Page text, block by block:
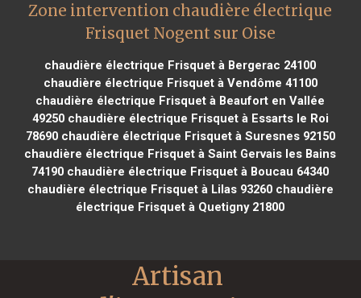
Zone intervention chaudière électrique
Frisquet Nogent sur Oise
chaudière électrique Frisquet à Bergerac 24100
chaudière électrique Frisquet à Vendôme 41100
chaudière électrique Frisquet à Beaufort en Vallée
49250chaudière électrique Frisquet à Essarts le Roi
78690chaudière électrique Frisquet à Suresnes 92150
chaudière électrique Frisquet à Saint Gervais les Bains
74190 chaudière électrique Frisquet à Boucau 64340
chaudière électrique Frisquet à Lilas 93260chaudière
électrique Frisquet à Quetigny 21800
Artisan